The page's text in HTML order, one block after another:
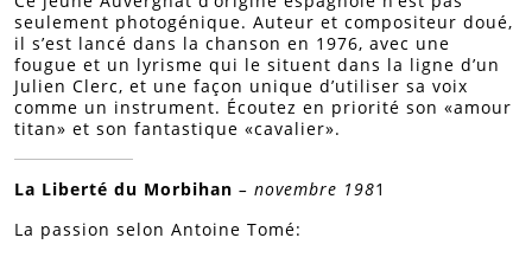
seulement photogénique. Auteur et compositeur doué,
il s’est lancé dans la chanson en 1976, avec une
fougue et un lyrisme qui le situent dans la ligne d’un
Julien Clerc, et une façon unique d’utiliser sa voix
comme un instrument. Écoutez en priorité son «amour
titan» et son fantastique «cavalier».
La Liberté du Morbihan – novembre 1981
La passion selon Antoine Tomé: